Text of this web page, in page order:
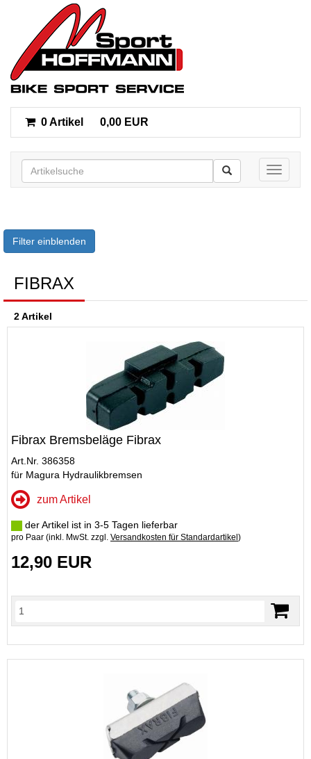
0 Artikel 0,00 EUR
Toggle
Filter einblenden
FIBRAX
2 Artikel
Fibrax Bremsbeläge Fibrax
Art.Nr. 386358
für Magura Hydraulikbremsen
zum Artikel
der Artikel ist in 3-5 Tagen lieferbar
pro Paar (inkl. MwSt. zzgl. Versandkosten für Standardartikel )
12,90 EUR